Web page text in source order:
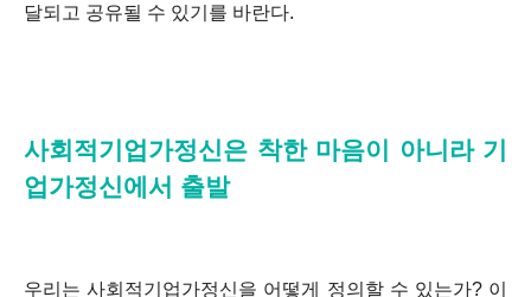
달되고 공유될 수 있기를 바란다.
사회적기업가정신은 착한 마음이 아니라 기
업가정신에서 출발
우리는 사회적기업가정신을 어떻게 정의할 수 있는가? 이